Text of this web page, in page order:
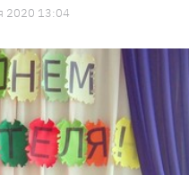
2020 13:04